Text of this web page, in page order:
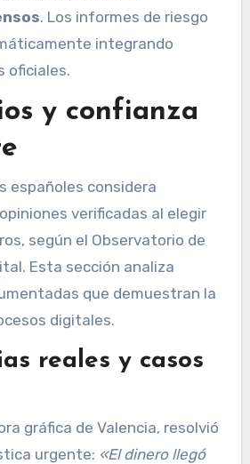
. Los informes de riesgo
integrando
oficiales.
y confianza
españoles considera
verificadas al elegir
según el Observatorio de
Esta sección analiza
que demuestran la
digitales.
reales y casos
gráfica de Valencia, resolvió
urgente: «El dinero llegó